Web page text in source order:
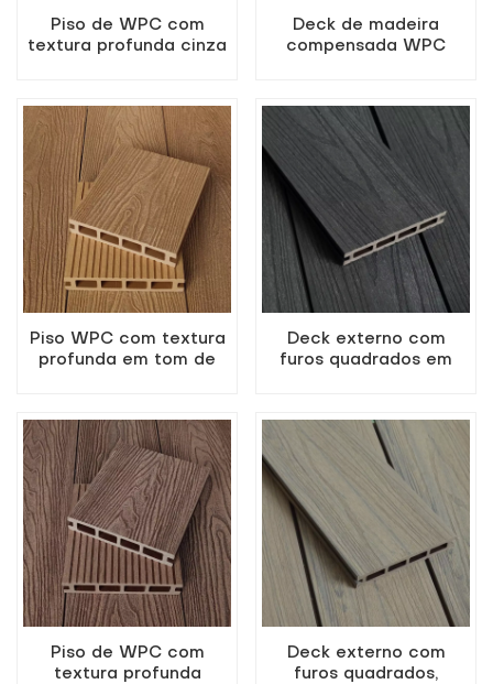
Piso de WPC com
textura profunda cinza
Deck de madeira
compensada WPC
com furos quadrados
Piso WPC com textura
profunda em tom de
Deck externo com
furos quadrados em
Piso de WPC com
textura profunda
Deck externo com
furos quadrados,